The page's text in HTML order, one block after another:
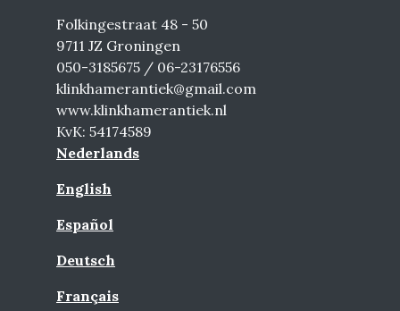
Folkingestraat 48 - 50
9711 JZ Groningen
050-3185675 / 06-23176556
klinkhamerantiek@gmail.com
www.klinkhamerantiek.nl
KvK: 54174589
Nederlands
English
Español
Deutsch
Français